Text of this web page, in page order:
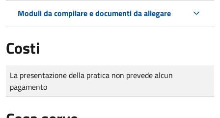
Moduli da compilare e documenti da allegare
Costi
Tipo di pagamento
Importo
La presentazione della pratica non prevede alcun
pagamento